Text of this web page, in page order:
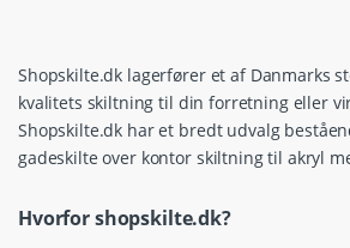
Shopskilte.dk lagerfører et af Danmarks
kvalitets skiltning til din forretning eller
Shopskilte.dk har et bredt udvalg
gadeskilte over kontor skiltning til akryl
Hvorfor shopskilte.dk?